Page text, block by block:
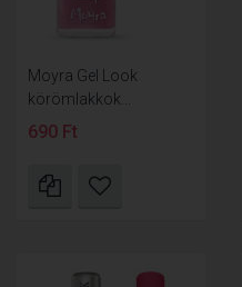
Moyra Gel Look
körömlakkok...
690 Ft